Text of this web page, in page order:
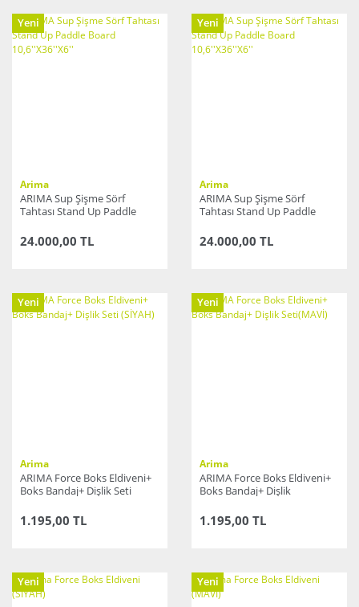
Yeni
Arima
ARIMA Sup Şişme Sörf
Tahtası Stand Up Paddle
24.000,00 TL
Yeni
Arima
ARIMA Sup Şişme Sörf
Tahtası Stand Up Paddle
24.000,00 TL
Yeni
Arima
ARIMA Force Boks Eldiveni+
Boks Bandaj+ Dişlik Seti
1.195,00 TL
Yeni
Arima
ARIMA Force Boks Eldiveni+
Boks Bandaj+ Dişlik
1.195,00 TL
Yeni Yeni